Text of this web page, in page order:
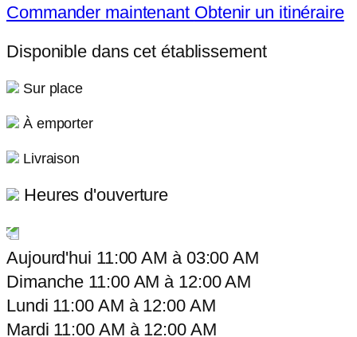
Commander maintenant Obtenir un itinéraire
Disponible dans cet établissement
Sur place
À emporter
Livraison
Heures d'ouverture
Aujourd'hui 11:00 AM à03:00 AM
Dimanche 11:00 AM à12:00 AM
Lundi 11:00 AM à12:00 AM
Mardi 11:00 AM à12:00 AM